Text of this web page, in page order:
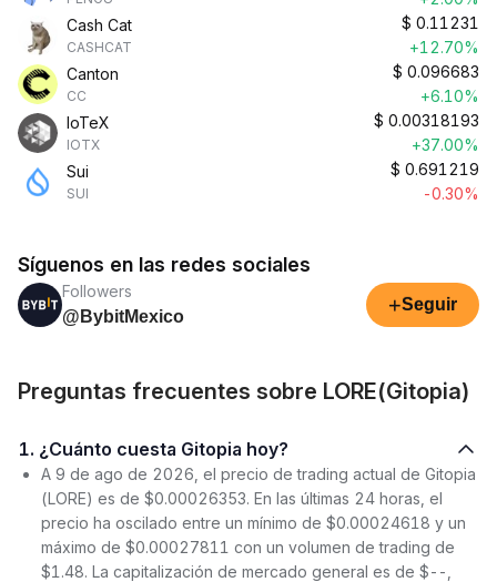
Cash Cat
CASHCAT
$ 0.11231
+12.70%
Canton
CC
$ 0.096683
+6.10%
IoTeX
IOTX
$ 0.00318193
+37.00%
Sui
SUI
$ 0.691219
-0.30%
Síguenos en las redes sociales
Followers
@BybitMexico
+Seguir
Preguntas frecuentes sobre LORE(Gitopia)
1. ¿Cuánto cuesta Gitopia hoy?
A 9 de ago de 2026, el precio de trading actual de Gitopia
(LORE) es de $0.00026353. En las últimas 24 horas, el
precio ha oscilado entre un mínimo de $0.00024618 y un
máximo de $0.00027811 con un volumen de trading de
$1.48. La capitalización de mercado general es de $--,